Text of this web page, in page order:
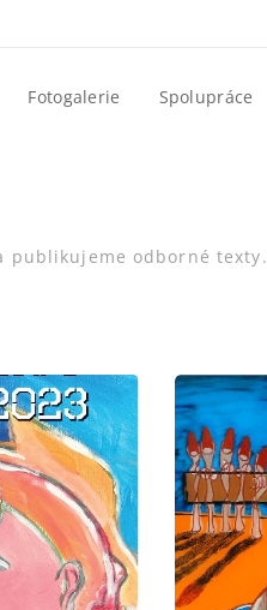
Fotogalerie Spolupráce
publikujeme odborné texty.